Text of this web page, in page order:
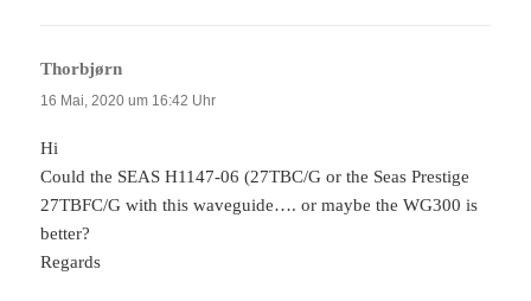
Thorbjørn
16 Mai, 2020 um 16:42 Uhr
Hi
Could the SEAS H1147-06 (27TBC/G or the Seas Prestige
27TBFC/G with this waveguide…. or maybe the WG300 is
better?
Regards